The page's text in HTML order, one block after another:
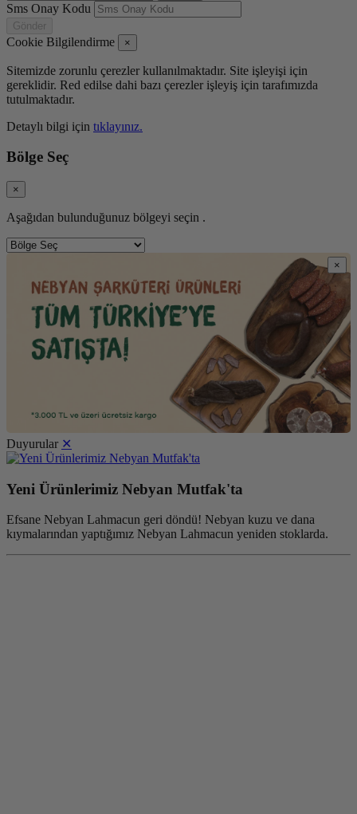
Sms Onay Kodu
Gönder
Cookie Bilgilendirme ×
Sitemizde zorunlu çerezler kullanılmaktadır. Site işleyişi için
gereklidir. Red edilse dahi bazı çerezler işleyiş için tarafımızda
tutulmaktadır.
Detaylı bilgi için tıklayınız.
Bölge Seç
×
Aşağıdan bulunduğunuz bölgeyi seçin .
×
Duyurular ✕
Yeni Ürünlerimiz Nebyan Mutfak'ta
Efsane Nebyan Lahmacun geri döndü! Nebyan kuzu ve dana
kıymalarından yaptığımız Nebyan Lahmacun yeniden stoklarda.